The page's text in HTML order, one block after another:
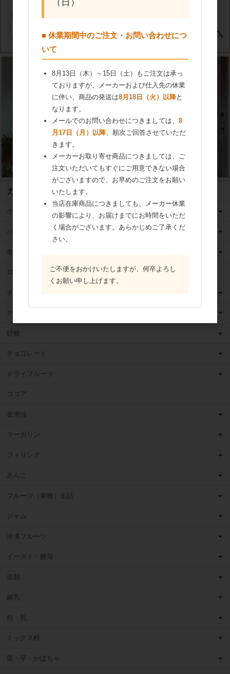
カテゴリ
小麦粉
バター
生クリーム
ロングライフ牛乳
チーズ
ナッツ
砂糖
チョコレート
ドライフルーツ
ココア
食用油
マーガリン
フィリング
あんこ
フルーツ（果物）缶詰
ジャム
冷凍フルーツ
イースト・酵母
酒類
練乳
粉 乳
ミックス粉
栗・芋・かぼちゃ
（日）
■ 休業期間中のご注文・お問い合わせにつ
いて
8月13日（木）～15日（土）もご注文は承っ
ておりますが、メーカーおよび仕入先の休業
に伴い、商品の発送は8月18日（火）以降と
なります。
メールでのお問い合わせにつきましては、 8
月17日（月）以降、順次ご回答させていただ
きます。
メーカーお取り寄せ商品につきましては、ご
注文いただいてもすぐにご用意できない場合
がございますので、お早めのご注文をお願い
いたします。
当店在庫商品につきましても、メーカー休業
の影響により、お届けまでにお時間をいただ
く場合がございます。あらかじめご了承くだ
さい。
ご不便をおかけいたしますが、何卒よろし
くお願い申し上げます。